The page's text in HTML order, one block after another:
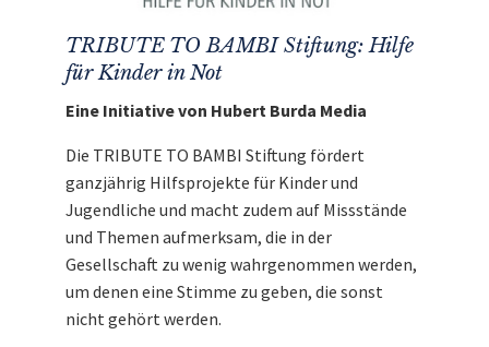
TRIBUTE TO BAMBI Stiftung: Hilfe
für Kinder in Not
Eine Initiative von Hubert Burda Media
Die TRIBUTE TO BAMBI Stiftung fördert
ganzjährig Hilfsprojekte für Kinder und
Jugendliche und macht zudem auf Missstände
und Themen aufmerksam, die in der
Gesellschaft zu wenig wahrgenommen werden,
um denen eine Stimme zu geben, die sonst
nicht gehört werden.